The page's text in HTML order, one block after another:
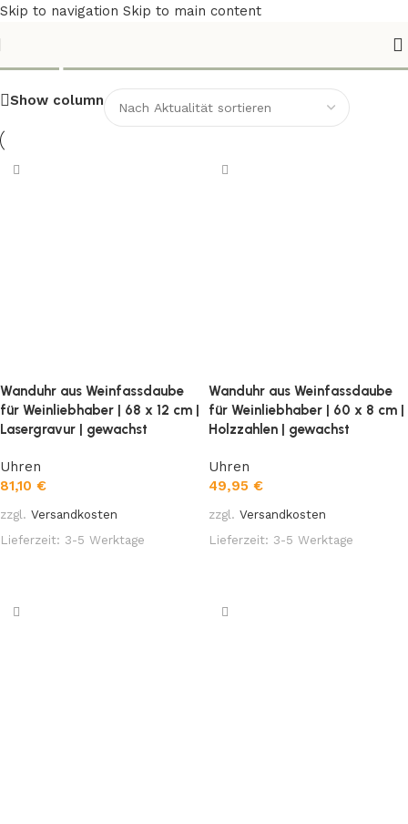
Skip to navigation Skip to main content
Show column
Wanduhr aus Weinfassdaube
für Weinliebhaber | 68 x 12 cm |
Lasergravur | gewachst
Uhren
81,10 €
zzgl. Versandkosten
Lieferzeit: 3-5 Werktage
Wanduhr aus Weinfassdaube
für Weinliebhaber | 60 x 8 cm |
Holzzahlen | gewachst
Uhren
49,95 €
zzgl. Versandkosten
Lieferzeit: 3-5 Werktage